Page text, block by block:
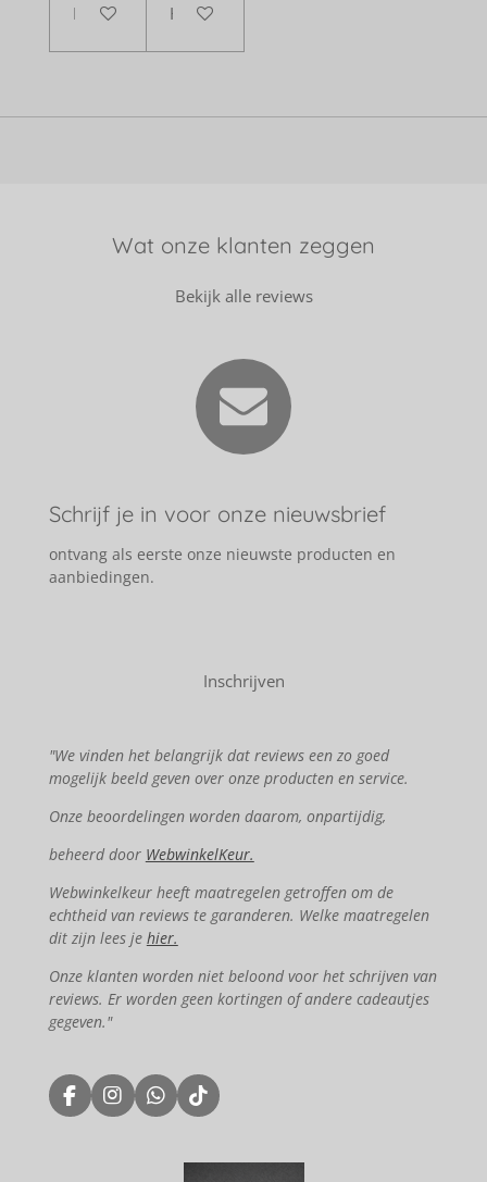
In winkelwagenHoud mij op de hoogte
Wat onze klanten zeggen
Bekijk alle reviews
Schrijf je in voor onze nieuwsbrief
ontvang als eerste onze nieuwste producten en
aanbiedingen.
Inschrijven
"We vinden het belangrijk dat reviews een zo goed
mogelijk beeld geven over onze producten en service.
Onze beoordelingen worden daarom, onpartijdig,
beheerd door WebwinkelKeur.
Webwinkelkeur heeft maatregelen getroffen om de
echtheid van reviews te garanderen. Welke maatregelen
dit zijn lees je hier.
Onze klanten worden niet beloond voor het schrijven van
reviews. Er worden geen kortingen of andere cadeautjes
gegeven."
F
a
I
n
W
h
T
i
T